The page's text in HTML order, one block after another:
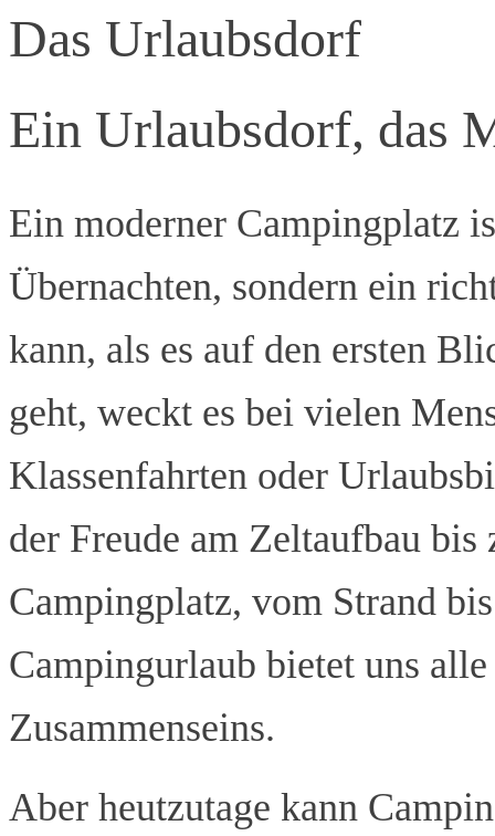
Das Urlaubsdorf
Ein Urlaubsdorf, das
Ein moderner Campingplatz
Übernachten, sondern ein
kann, als es auf den ersten
geht, weckt es bei vielen
Klassenfahrten oder
der Freude am Zeltaufbau
Campingplatz, vom Strand
Campingurlaub bietet uns
Zusammenseins.
Aber heutzutage kann